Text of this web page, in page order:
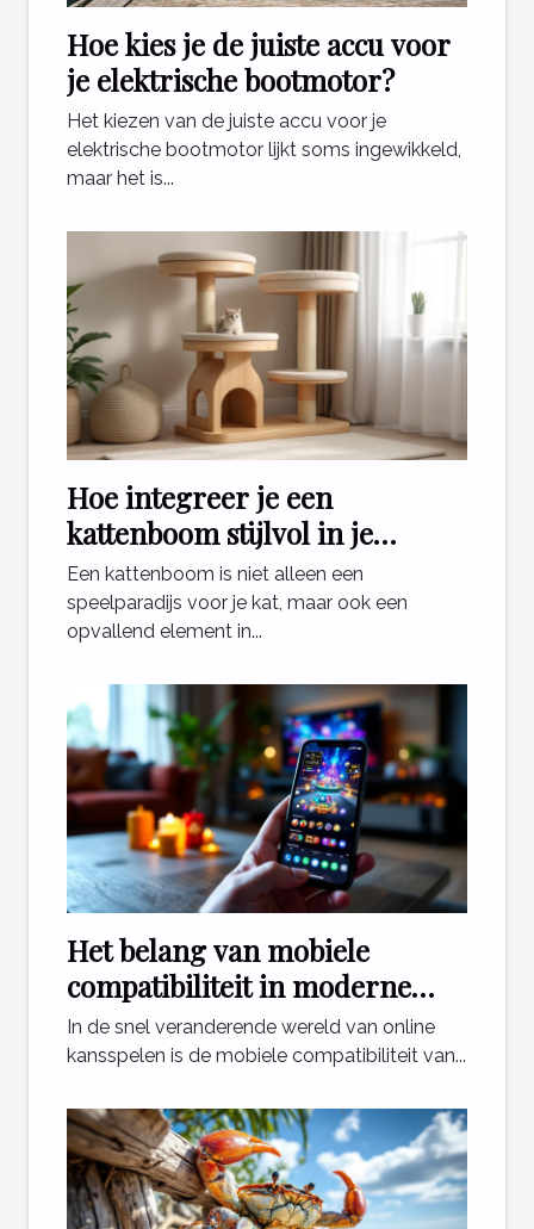
Hoe kies je de juiste accu voor
je elektrische bootmotor?
Het kiezen van de juiste accu voor je
elektrische bootmotor lijkt soms ingewikkeld,
maar het is...
Hoe integreer je een
kattenboom stijlvol in je
interieur?
Een kattenboom is niet alleen een
speelparadijs voor je kat, maar ook een
opvallend element in...
Het belang van mobiele
compatibiliteit in moderne
online casinospellen
In de snel veranderende wereld van online
kansspelen is de mobiele compatibiliteit van...